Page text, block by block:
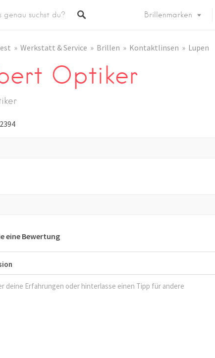
Brillenmarken
Werkstatt & Service Brillen Kontaktlinsen Lupen
Optiker
eine Bewertung